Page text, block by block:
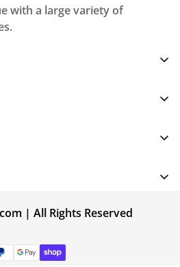
with a large variety of
| All Rights Reserved